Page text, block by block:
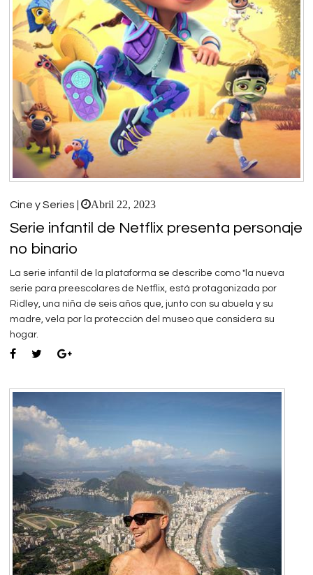
Cine y Series | Abril 22, 2023
Serie infantil de Netflix presenta personaje
no binario
La serie infantil de la plataforma se describe como "la nueva
serie para preescolares de Netflix, está protagonizada por
Ridley, una niña de seis años que, junto con su abuela y su
madre, vela por la protección del museo que considera su
hogar.